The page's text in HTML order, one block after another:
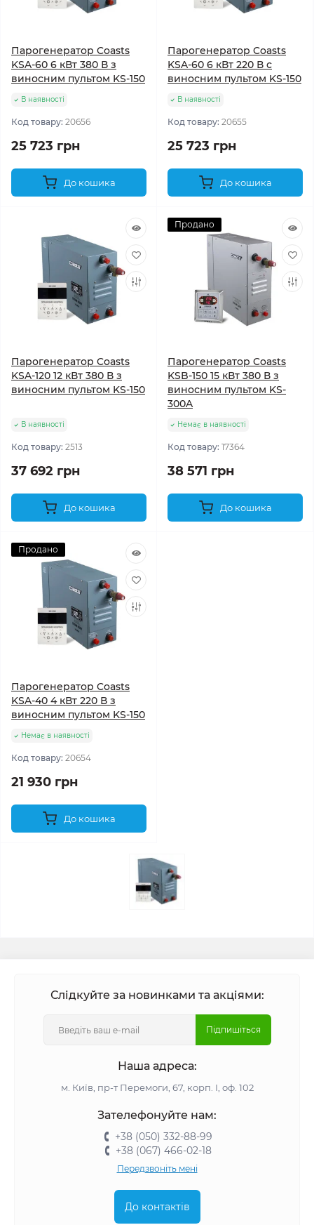
Парогенератор Coasts
KSA-60 6 кВт 380 В з
виносним пультом KS-150
В наявності
Код товару: 20656
25 723 грн
До кошика
Парогенератор Coasts
KSA-60 6 кВт 220 В с
виносним пультом KS-150
В наявності
Код товару: 20655
25 723 грн
До кошика
Парогенератор Coasts
KSA-120 12 кВт 380 В з
виносним пультом KS-150
В наявності
Код товару: 2513
37 692 грн
До кошика
Продано
Парогенератор Coasts
KSB-150 15 кВт 380 В з
виносним пультом KS-
300A
Немає в наявності
Код товару: 17364
38 571 грн
До кошика
Продано
Парогенератор Coasts
KSA-40 4 кВт 220 В з
виносним пультом KS-150
Немає в наявності
Код товару: 20654
21 930 грн
До кошика
Слідкуйте за новинками та акціями:
Підпишіться
Наша адреса:
м. Київ, пр-т Перемоги, 67, корп. І, оф. 102
Зателефонуйте нам:
+38 (050) 332-88-99
+38 (067) 466-02-18
Передзвоніть мені
До контактів